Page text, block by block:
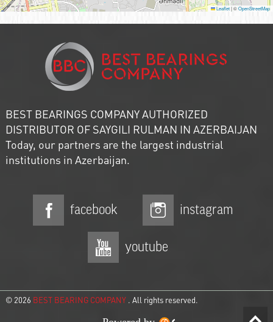
Leaflet|©OpenStreetMap
BEST BEARINGS COMPANY AUTHORIZED
DISTRIBUTOR OF SAYGILI RULMAN IN AZERBAIJAN
Today, our partners are the largest industrial
institutions in Azerbaijan.
facebook instagram
youtube
© 2026 BEST BEARING COMPANY . All rights reserved.